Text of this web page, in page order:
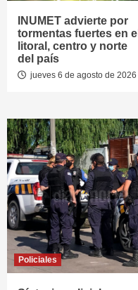
INUMET advierte por
tormentas fuertes en el
litoral, centro y norte
del país
jueves 6 de agosto de 2026
Policiales